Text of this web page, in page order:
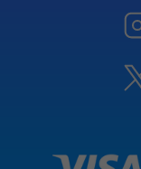
Merkür